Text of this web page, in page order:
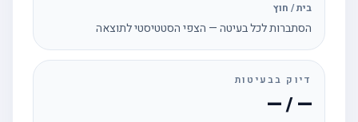
בית / חוץ
הסתברות לכל בעיטה — הצפי הסטטיסטי לתוצאה
דיוק בבעיטות
— / —